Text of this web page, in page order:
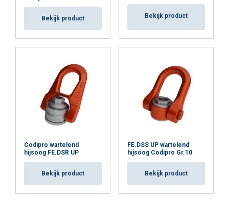
Bekijk product Bekijk product
Codipro wartelend
hijsoog FE.DSR UP
Bekijk product
FE.DSS UP wartelend
hijsoog Codipro Gr.10
Bekijk product